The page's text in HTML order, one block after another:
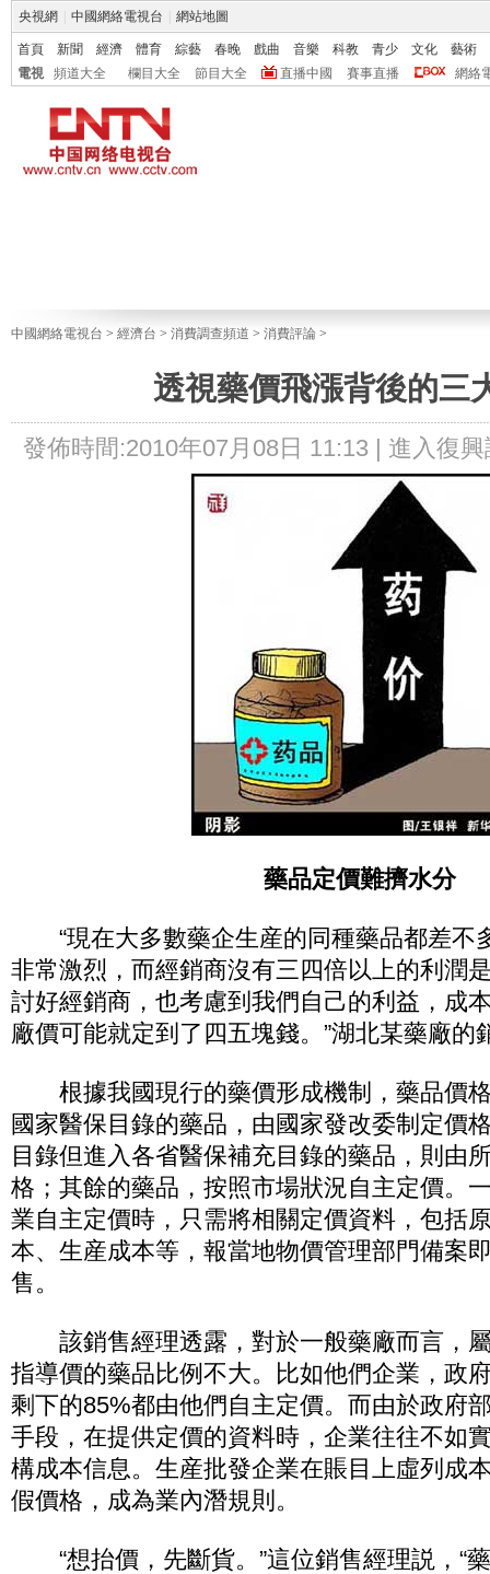
央視網 中國網絡電視台 網站地圖
首頁 新聞 經濟 體育 綜藝 春晚 戲曲 音樂 科教 青少 文化
藝術
電視
頻道大全 欄目大全 節目大全 直播中國 賽事直播 網絡
中國網絡電視台 > 經濟台 > 消費調查頻道 > 消費評論 >
透視藥價飛漲背後的三
發佈時間:2010年07月08日 11:13 | 進入復
藥品定價難擠水分
“現在大多數藥企生産的同種藥品都差不
非常激烈，而經銷商沒有三四倍以上的利潤
討好經銷商，也考慮到我們自己的利益，成
廠價可能就定到了四五塊錢。”湖北某藥廠的
根據我國現行的藥價形成機制，藥品價
國家醫保目錄的藥品，由國家發改委制定價
目錄但進入各省醫保補充目錄的藥品，則由
格；其餘的藥品，按照市場狀況自主定價。
業自主定價時，只需將相關定價資料，包括
本、生産成本等，報當地物價管理部門備案
售。
該銷售經理透露，對於一般藥廠而言，
指導價的藥品比例不大。比如他們企業，政
剩下的85%都由他們自主定價。而由於政府
手段，在提供定價的資料時，企業往往不如
構成本信息。生産批發企業在賬目上虛列成
假價格，成為業內潛規則。
“想抬價，先斷貨。”這位銷售經理説，“